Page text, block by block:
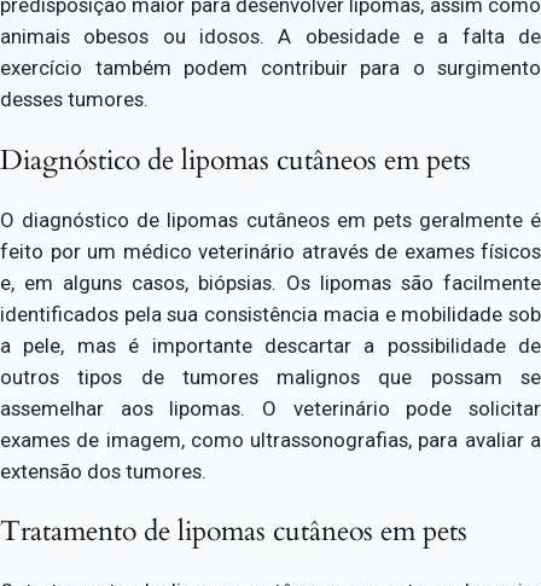
predisposição maior para desenvolver lipomas, assim como
animais obesos ou idosos. A obesidade e a falta de
exercício também podem contribuir para o surgimento
desses tumores.
Diagnóstico de lipomas cutâneos em pets
O diagnóstico de lipomas cutâneos em pets geralmente é
feito por um médico veterinário através de exames físicos
e, em alguns casos, biópsias. Os lipomas são facilmente
identificados pela sua consistência macia e mobilidade sob
a pele, mas é importante descartar a possibilidade de
outros tipos de tumores malignos que possam se
assemelhar aos lipomas. O veterinário pode solicitar
exames de imagem, como ultrassonografias, para avaliar a
extensão dos tumores.
Tratamento de lipomas cutâneos em pets